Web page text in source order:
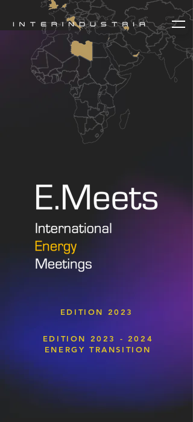
EDITION 2023
EDITION 2023 - 2024
ENERGY TRANSITION